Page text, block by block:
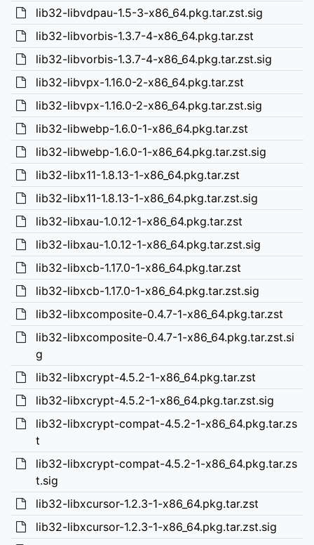
lib32-libvdpau-1.5-3-x86_64.pkg.tar.zst.sig
lib32-libvorbis-1.3.7-4-x86_64.pkg.tar.zst
lib32-libvorbis-1.3.7-4-x86_64.pkg.tar.zst.sig
lib32-libvpx-1.16.0-2-x86_64.pkg.tar.zst
lib32-libvpx-1.16.0-2-x86_64.pkg.tar.zst.sig
lib32-libwebp-1.6.0-1-x86_64.pkg.tar.zst
lib32-libwebp-1.6.0-1-x86_64.pkg.tar.zst.sig
lib32-libx11-1.8.13-1-x86_64.pkg.tar.zst
lib32-libx11-1.8.13-1-x86_64.pkg.tar.zst.sig
lib32-libxau-1.0.12-1-x86_64.pkg.tar.zst
lib32-libxau-1.0.12-1-x86_64.pkg.tar.zst.sig
lib32-libxcb-1.17.0-1-x86_64.pkg.tar.zst
lib32-libxcb-1.17.0-1-x86_64.pkg.tar.zst.sig
lib32-libxcomposite-0.4.7-1-x86_64.pkg.tar.zst
lib32-libxcomposite-0.4.7-1-x86_64.pkg.tar.zst.si
g
lib32-libxcrypt-4.5.2-1-x86_64.pkg.tar.zst
lib32-libxcrypt-4.5.2-1-x86_64.pkg.tar.zst.sig
lib32-libxcrypt-compat-4.5.2-1-x86_64.pkg.tar.zs
t
lib32-libxcrypt-compat-4.5.2-1-x86_64.pkg.tar.zs
t.sig
lib32-libxcursor-1.2.3-1-x86_64.pkg.tar.zst
lib32-libxcursor-1.2.3-1-x86_64.pkg.tar.zst.sig